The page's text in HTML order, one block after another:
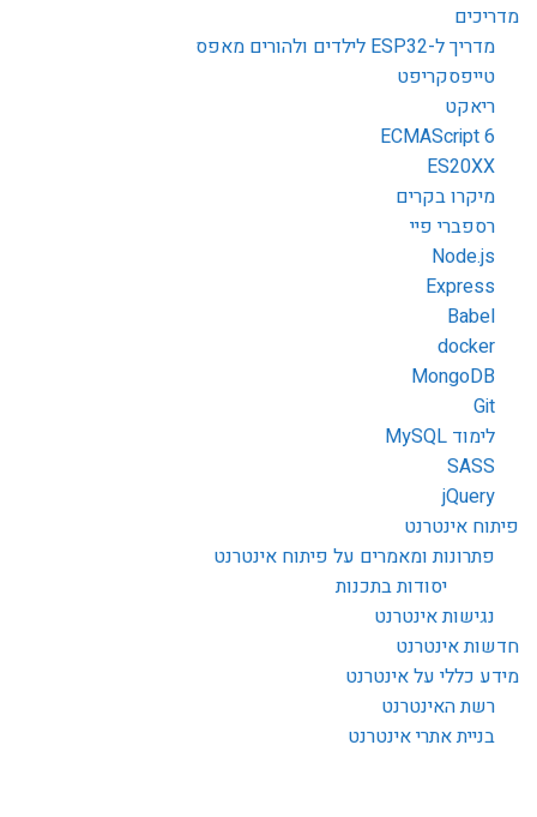
מדריכים
מדריך ל-ESP32 לילדים ולהורים מאפס
טייפסקריפט
ריאקט
ECMAScript 6
ES20XX
מיקרו בקרים
רספברי פיי
Node.js
Express
Babel
docker
MongoDB
Git
לימוד MySQL
SASS
jQuery
פיתוח אינטרנט
פתרונות ומאמרים על פיתוח אינטרנט
יסודות בתכנות
נגישות אינטרנט
חדשות אינטרנט
מידע כללי על אינטרנט
רשת האינטרנט
בניית אתרי אינטרנט